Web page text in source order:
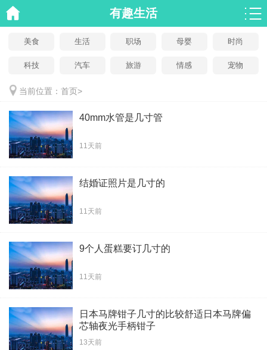
有趣生活
美食 生活 职场 母婴 时尚
科技 汽车 旅游 情感 宠物
当前位置： 首页>
40mm水管是几寸管
11天前
结婚证照片是几寸的
11天前
9个人蛋糕要订几寸的
11天前
日本马牌钳子几寸的比较舒适日本马牌偏
芯轴夜光手柄钳子
13天前